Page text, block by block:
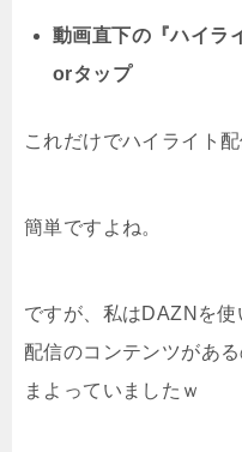
動画直下の『ハイラ
orタップ
これだけでハイライト
簡単ですよね。
ですが、私はDAZNを
配信のコンテンツがあ
まよっていましたｗ